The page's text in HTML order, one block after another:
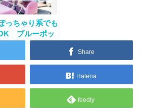
っちゃり系でも
ブルーポッ
プス (Bluepops)
Share
Hatena
feedly